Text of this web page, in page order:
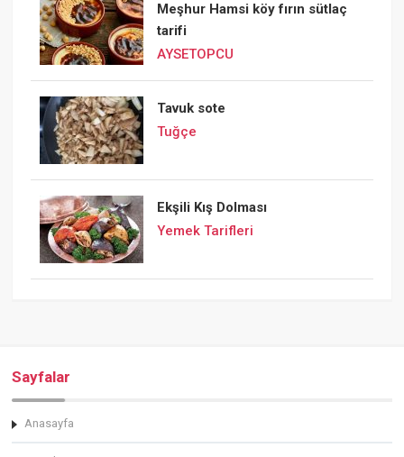
Meşhur Hamsi köy fırın sütlaç
tarifi
AYSETOPCU
Tavuk sote
Tuğçe
Ekşili Kış Dolması
Yemek Tarifleri
Sayfalar
Anasayfa